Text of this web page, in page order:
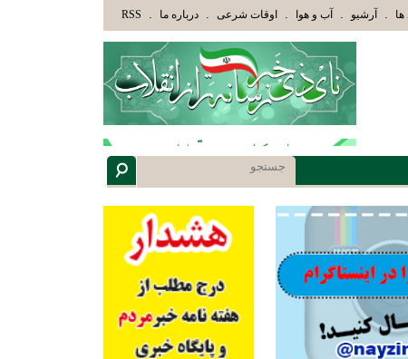
هَدَاهُمُ اللَّهُ وَأُوْلَئِكَ هُمْ أُوْلُوا الْأَلْبَابِ» عاقلان هدایت یافته،حرفها را میشنوند و سپسها . آرشیو . آب و هوا . اوقات شرعی . درباره ما .
RSS